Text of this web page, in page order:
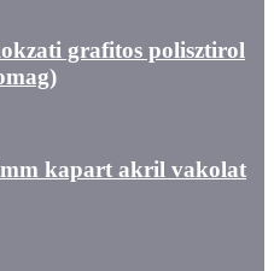
grafitos polisztirol
kapart akril vakolat